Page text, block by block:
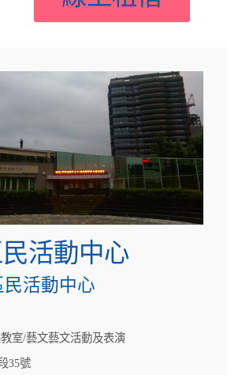
活動中心
活動中心
室/藝文藝文活動及表演
35號